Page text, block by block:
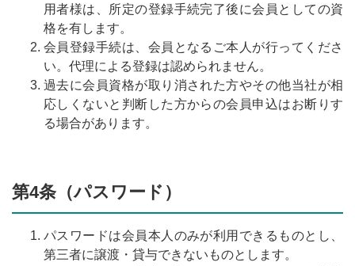
用者様は、所定の登録手続完了後に会員としての資
格を有します。
会員登録手続は、会員となるご本人が行ってくださ
い。代理による登録は認められません。
過去に会員資格が取り消された方やその他当社が相
応しくないと判断した方からの会員申込はお断りす
る場合があります。
第4条（パスワード）
パスワードは会員本人のみが利用できるものとし、
第三者に譲渡・貸与できないものとします。